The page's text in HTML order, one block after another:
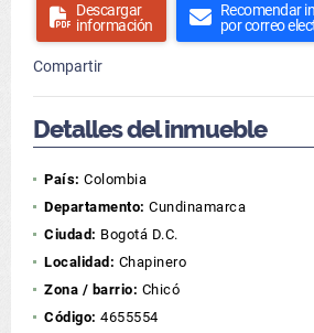
Descargar
información
Recomendar
por correo
Compartir
Detalles del inmueble
País: Colombia
Departamento: Cundinamarca
Ciudad: Bogotá D.C.
Localidad: Chapinero
Zona / barrio: Chicó
Código: 4655554